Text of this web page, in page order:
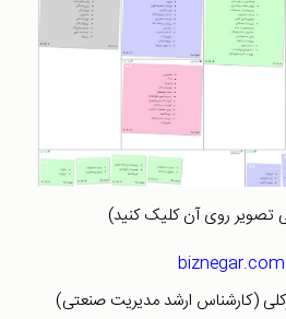
تصویر روی آن کلیک کنید)
(کارشناس ارشد مدیریت صنعتی)